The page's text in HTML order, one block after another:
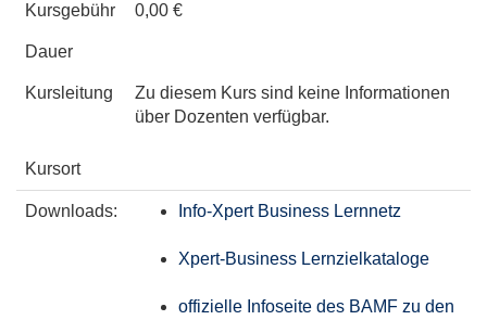
Kursgebühr 0,00 €
Dauer
Kursleitung
Zu diesem Kurs sind keine Informationen
über Dozenten verfügbar.
Kursort
Downloads: Info-Xpert Business Lernnetz
Xpert-Business Lernzielkataloge
offizielle Infoseite des BAMF zu den